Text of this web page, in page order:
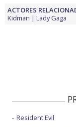
ACTORES
Kidman
Lady Gaga
Resident Evil